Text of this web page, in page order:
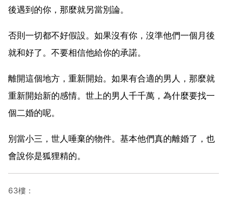
後遇到的你，那麼就另當別論。
否則一切都不好假設。如果沒有你，沒準他們一個月後
就和好了。不要相信他給你的承諾。
離開這個地方，重新開始。如果有合適的男人，那麼就
重新開始新的感情。世上的男人千千萬，為什麼要找一
個二婚的呢。
別當小三，世人唾棄的物件。基本他們真的離婚了，也
會說你是狐狸精的。
63樓：